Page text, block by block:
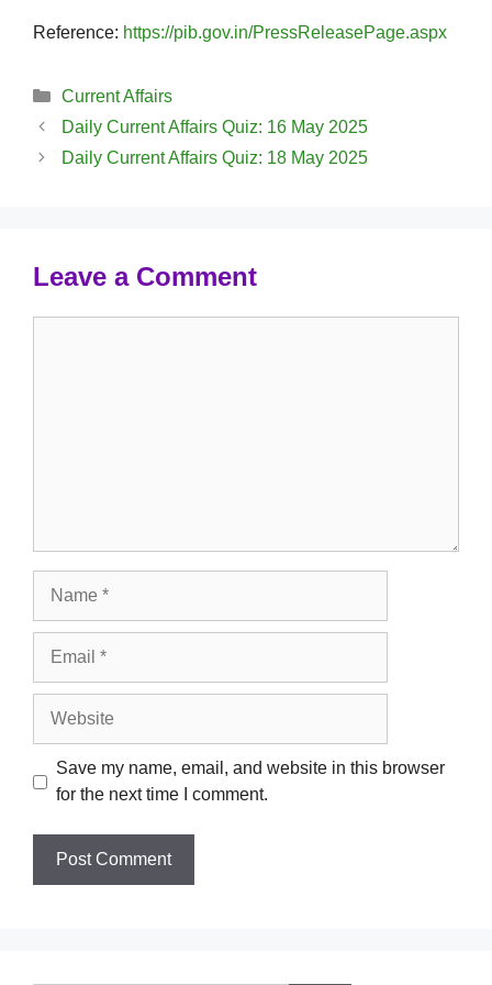
Reference: https://pib.gov.in/PressReleasePage.aspx
Categories
Current Affairs
Daily Current Affairs Quiz: 16 May 2025
Daily Current Affairs Quiz: 18 May 2025
Leave a Comment
Save my name, email, and website in this browser
for the next time I comment.